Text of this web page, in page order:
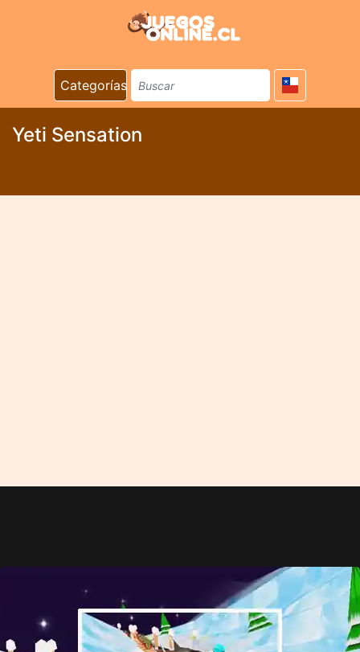
Categorías
Yeti Sensation